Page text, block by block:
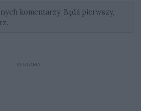
komentarzy. Bądź pierwszy,
REKLAMA